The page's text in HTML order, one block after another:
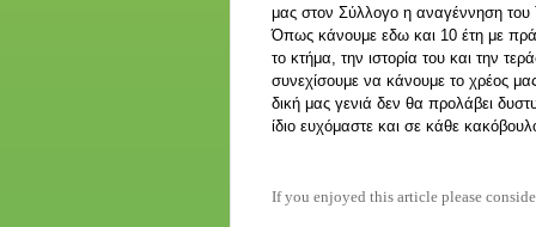
μας στον Σύλλογο η αναγέννηση του
Όπως κάνουμε εδω και 10 έτη με
το κτήμα, την ιστορία του και την
συνεχίσουμε να κάνουμε το χρέος
δική μας γενιά δεν θα προλάβει
ίδιο ευχόμαστε και σε κάθε
If you enjoyed this article please